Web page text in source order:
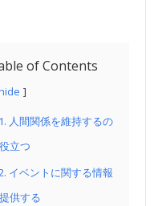
of Contents
1. 人間関係を維持するの
立つ
イベントに関する情報
供する